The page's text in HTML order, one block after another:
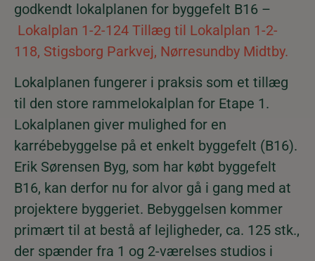
godkendt lokalplanen for byggefelt B16 –
Lokalplan 1-2-124 Tillæg til Lokalplan 1-2-
118, Stigsborg Parkvej, Nørresundby Midtby.
Lokalplanen fungerer i praksis som et tillæg
til den store rammelokalplan for Etape 1.
Lokalplanen giver mulighed for en
karrébebyggelse på et enkelt byggefelt (B16).
Erik Sørensen Byg, som har købt byggefelt
B16, kan derfor nu for alvor gå i gang med at
projektere byggeriet. Bebyggelsen kommer
primært til at bestå af lejligheder, ca. 125 stk.,
der spænder fra 1 og 2-værelses studios i